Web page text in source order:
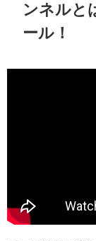
ンネルと
ール！